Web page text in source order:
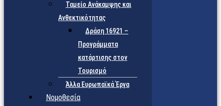
Ταμείο Ανάκαμψης και
Ανθεκτικότητας
Δράση 16921 –
Προγράμματα
κατάρτισης στον
Τουρισμό
Άλλα Ευρωπαϊκά Έργα
Νομοθεσία